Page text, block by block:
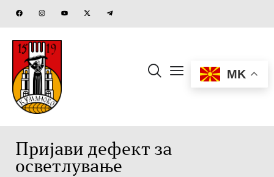
MK
Пријави дефект за
осветлување